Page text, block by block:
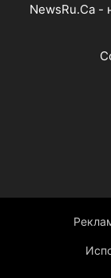
NewsRu.Ca -